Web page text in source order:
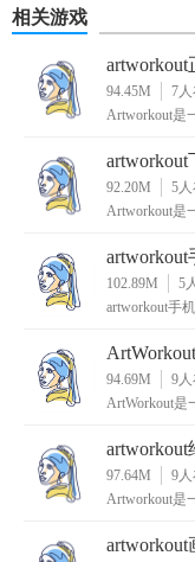
氛围。同时支持导出
【artworkout安卓下
1. 海量高质量绘画
等多种主题，用户
间。
2. 智能辅助功能：
较弱的用户也能轻松
3. 定期更新素材库
终能找到感兴趣的绘
1. 选择课程与图案
适的课程或图案进行
2. 使用绘画工具：
相关游戏
94.45M 7
Artworkout是
artworkout
92.20M 5
Artworkout是
artworkout
102.89M 5
artworkout手
ArtWorkout
94.69M 9
ArtWorkout是
artworkout
97.64M 9
Artworkout是